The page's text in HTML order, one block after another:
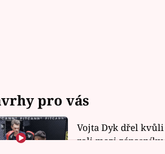
pro vás
Vojta Dyk dřel kvůli
roli mezi zápasníky.